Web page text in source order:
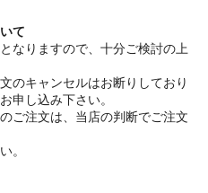
て
なりますので、十分ご検討の上
のキャンセルはお断りしており
申し込み下さい。
ご注文は、当店の判断でご注文
。